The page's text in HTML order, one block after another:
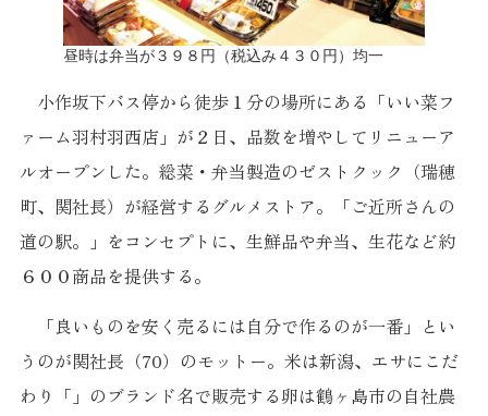
昼時は弁当が３９８円（税込み４３０円）均一
小作坂下バス停から徒歩１分の場所にある「いい菜フ
ァーム羽村羽西店」が２日、品数を増やしてリニューア
ルオープンした。総菜・弁当製造のゼストクック（瑞穂
町、関社長）が経営するグルメストア。「ご近所さんの
道の駅。」をコンセプトに、生鮮品や弁当、生花など約
６００商品を提供する。
「良いものを安く売るには自分で作るのが一番」とい
うのが関社長（70）のモットー。米は新潟、エサにこだ
わり「」のブランド名で販売する卵は鶴ヶ島市の自社農